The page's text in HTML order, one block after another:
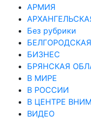
АРМИЯ
Без рубрики
БИЗНЕС
БРЯНСКАЯ
В МИРЕ
В РОССИИ
В ЦЕНТРЕ
ВИДЕО